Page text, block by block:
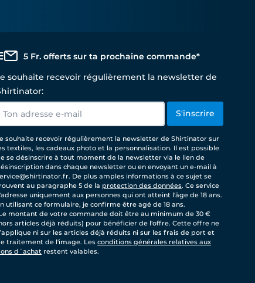
5 Fr. offerts sur ta prochaine commande*
souhaite recevoir régulièrement la newsletter de
S'inscrire
souhaite recevoir régulièrement la newsletter de Shirtinator sur
textiles, les cadeaux photo et la personnalisation. Il est possible
se désinscrire à tout moment de la newsletter via le lien de
dans chaque newsletter ou en envoyant un e-mail à
De plus amples informations à ce sujet se
au paragraphe 5 de la protection des données. Ce service
uniquement aux personnes qui ont atteint l'âge de 18 ans.
utilisant ce formulaire, je confirme être agé de 18 ans.
montant de votre commande doit être au minimum de 30 €
articles déjà réduits) pour bénéficier de l'offre. Cette offre ne
ni sur les articles déjà réduits ni sur les frais de port et
traitement de l'image. Les conditions générales relatives aux
d´achat restent valables.